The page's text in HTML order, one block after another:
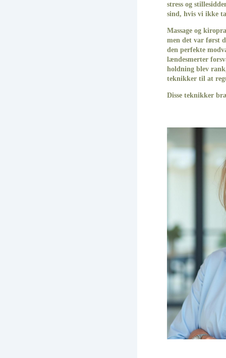
stress og
sind, hvis vi ikke
Massage og
men det var først
den perfekte
lændesmerter
holdning blev
teknikker til at
Disse teknikker